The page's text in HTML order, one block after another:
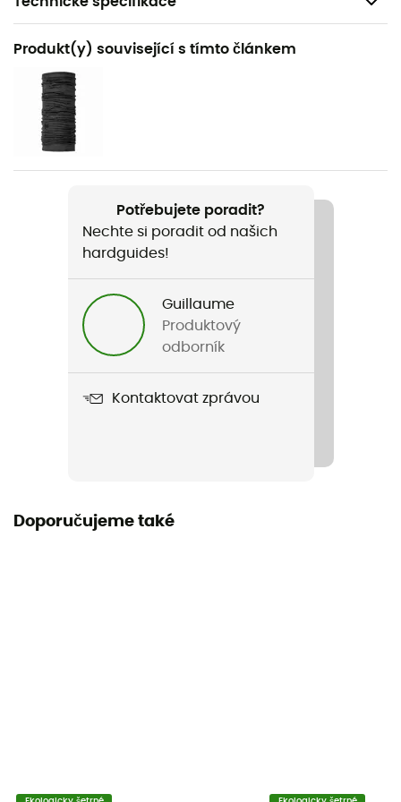
Hmotnost
Název produktu
Mezzodi Hoodie Fleece
Zapínací systém
Ventilační zipy
Produkt(y) související s tímto článkem
Potřebujete poradit?
Nechte si poradit od našich
hardguides!
Guillaume
Produktový
odborník
Kontaktovat zprávou
Doporučujeme také